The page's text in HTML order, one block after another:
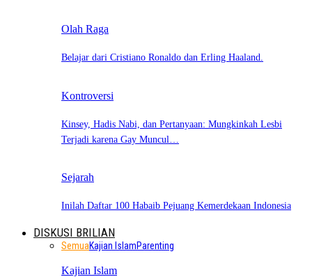
Olah Raga
Belajar dari Cristiano Ronaldo dan Erling Haaland.
Kontroversi
Kinsey, Hadis Nabi, dan Pertanyaan: Mungkinkah Lesbi
Terjadi karena Gay Muncul…
Sejarah
Inilah Daftar 100 Habaib Pejuang Kemerdekaan Indonesia
DISKUSI BRILIAN
SemuaKajian IslamParenting
Kajian Islam